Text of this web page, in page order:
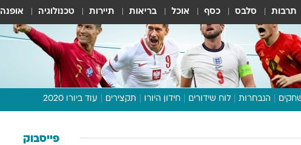
תרבות סלבס כסף אוכל בריאות תיירות טכנולוגיה אופנה
הנבחרות לוח שידורים חידון היורו תקצירים עוד ביורו 2020
תכנית היורו פייסבוק